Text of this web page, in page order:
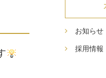
お知らせ
採用情報